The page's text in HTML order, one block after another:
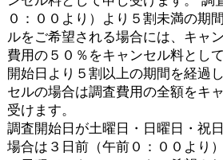
０：００より）より５割未満の期
ルをご希望される場合には、キャ
費用の５０％をキャンセル料とし
開始日より５割以上の期間を経過
セルの場合は調査費用の全額をキ
受けます。
調査開始日が土曜日・日曜日・祝
場合は３日前（午前０：００より